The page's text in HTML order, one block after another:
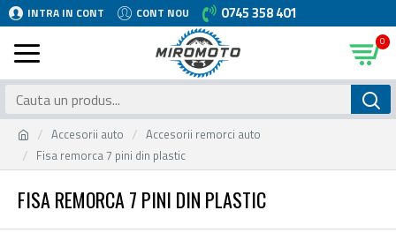
INTRA IN CONT CONT NOU 0745 358 401
0
Accesorii auto
Accesorii remorci auto
Fisa remorca 7 pini din plastic
FISA REMORCA 7 PINI DIN PLASTIC